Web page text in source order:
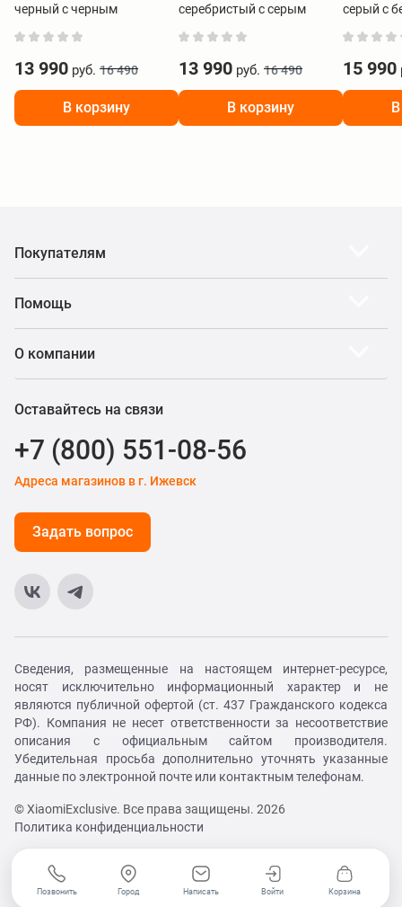
черный с черным
13 990 руб. 16 490
В корзину
серебристый с серым
13 990 руб. 16 490
В корзину
серый с
15 990
Покупателям
Помощь
О компании
Оставайтесь на связи
+7 (800) 551-08-56
Адреса магазинов в г. Ижевск
Задать вопрос
Сведения, размещенные на настоящем интернет-ресурсе,
носят исключительно информационный характер и не
являются публичной офертой (ст. 437 Гражданского кодекса
РФ). Компания не несет ответственности за несоответствие
описания с официальным сайтом производителя.
Убедительная просьба дополнительно уточнять указанные
данные по электронной почте или контактным телефонам.
© XiaomiExclusive. Все права защищены. 2026
Политика конфиденциальности
Позвонить Город Написать Войти Корзина